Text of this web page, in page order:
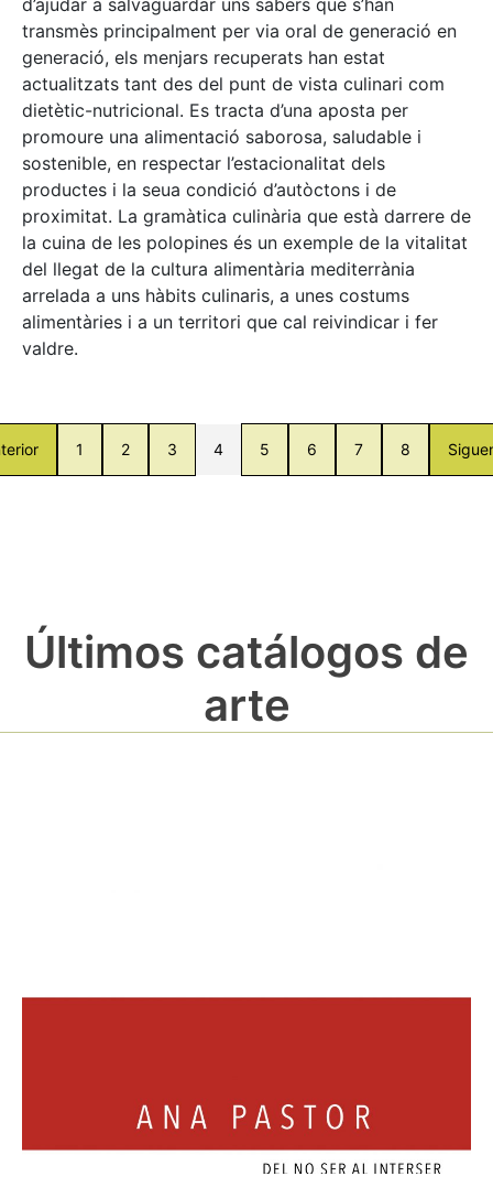
transmès principalment per via oral de generació en
generació, els menjars recuperats han estat
actualitzats tant des del punt de vista culinari com
dietètic-nutricional. Es tracta d’una aposta per
promoure una alimentació saborosa, saludable i
sostenible, en respectar l’estacionalitat dels
productes i la seua condició d’autòctons i de
proximitat. La gramàtica culinària que està darrere de
la cuina de les polopines és un exemple de la vitalitat
del llegat de la cultura alimentària mediterrània
arrelada a uns hàbits culinaris, a unes costums
alimentàries i a un territori que cal reivindicar i fer
valdre.
1 2 3 4 5 6 7 8
Últimos catálogos de
arte